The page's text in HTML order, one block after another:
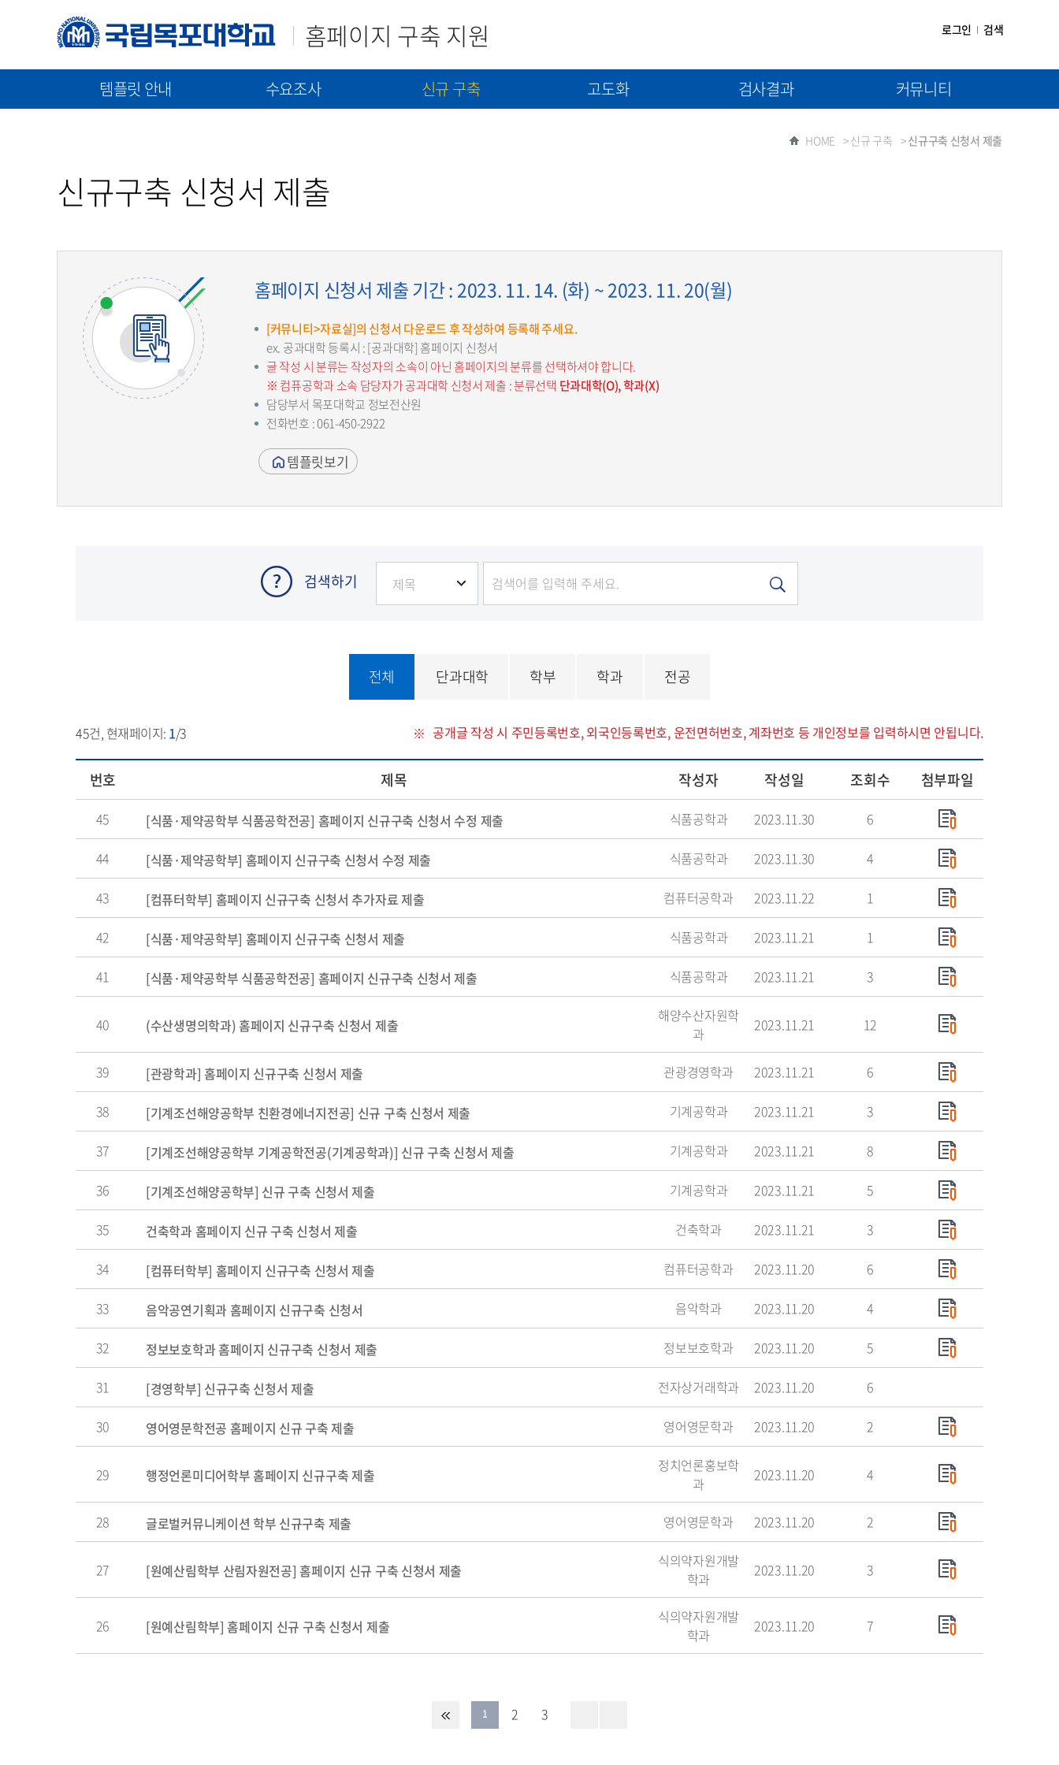
홈페이지 구축 지원 로그인 검색
템플릿 안내 수요조사
고도화 절차 안내
수요조사 문서 제출
신규 구축 고도화 검사결과 커뮤니티
기능 매뉴얼
HOME >신규 구축 >신규구축 신청서 제출
신규구축 신청서 제출
홈페이지 신청서 제출 기간 : 2023. 11. 14. (화) ~ 2023. 11. 20(월)
[커뮤니티>자료실]의 신청서 다운로드 후 작성하여 등록해 주세요.
ex. 공과대학 등록시 : [공과대학] 홈페이지 신청서
글 작성 시 분류는 작성자의 소속이 아닌 홈페이지의 분류를 선택하셔야 합니다.
※ 컴퓨공학과 소속 담당자가 공과대학 신청서 제출 : 분류선택 단과대학(O), 학과(X)
담당부서 목포대학교 정보전산원
전화번호 : 061-450-2922
템플릿보기
검색하기
전체 단과대학 학부 학과 전공
45건, 현재페이지: 1/3 공개글 작성 시 주민등록번호, 외국인등록번호, 운전면허번호, 계좌번호 등 개인정보를 입력하시면 안됩니다.
번호 제목 작성자 작성일 조회수 첨부파일
45 [식품·제약공학부 식품공학전공] 홈페이지 신규구축 신청서 수정 제출 식품공학과 2023.11.30 6
44 [식품·제약공학부] 홈페이지 신규구축 신청서 수정 제출 식품공학과 2023.11.30 4
43 [컴퓨터학부] 홈페이지 신규구축 신청서 추가자료 제출 컴퓨터공학과 2023.11.22 1
42 [식품·제약공학부] 홈페이지 신규구축 신청서 제출 식품공학과 2023.11.21 1
41 [식품·제약공학부 식품공학전공] 홈페이지 신규구축 신청서 제출 식품공학과 2023.11.21 3
40 (수산생명의학과) 홈페이지 신규구축 신청서 제출
해양수산자원학
과
2023.11.21 12
39 [관광학과] 홈페이지 신규구축 신청서 제출 관광경영학과 2023.11.21 6
38 [기계조선해양공학부 친환경에너지전공] 신규 구축 신청서 제출 기계공학과 2023.11.21 3
37 [기계조선해양공학부 기계공학전공(기계공학과)] 신규 구축 신청서 제출 기계공학과 2023.11.21 8
36 [기계조선해양공학부] 신규 구축 신청서 제출 기계공학과 2023.11.21 5
35 건축학과 홈페이지 신규 구축 신청서 제출 건축학과 2023.11.21 3
34 [컴퓨터학부] 홈페이지 신규구축 신청서 제출 컴퓨터공학과 2023.11.20 6
33 음악공연기획과 홈페이지 신규구축 신청서 음악학과 2023.11.20 4
32 정보보호학과 홈페이지 신규구축 신청서 제출 정보보호학과 2023.11.20 5
31 [경영학부] 신규구축 신청서 제출 전자상거래학과 2023.11.20 6
30 영어영문학전공 홈페이지 신규 구축 제출 영어영문학과 2023.11.20 2
29 행정언론미디어학부 홈페이지 신규구축 제출
정치언론홍보학
과
2023.11.20 4
28 글로벌커뮤니케이션 학부 신규구축 제출 영어영문학과 2023.11.20 2
27 [원예산림학부 산림자원전공] 홈페이지 신규 구축 신청서 제출
식의약자원개발
학과
2023.11.20 3
26 [원예산림학부] 홈페이지 신규 구축 신청서 제출
식의약자원개발
학과
2023.11.20 7
1 2 3